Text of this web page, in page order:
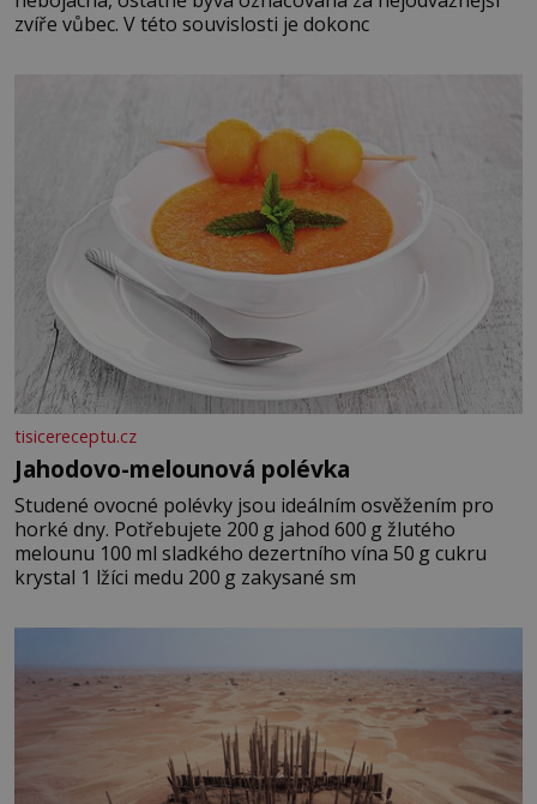
zvíře vůbec. V této souvislosti je dokonc
tisicereceptu.cz
Jahodovo-melounová polévka
Studené ovocné polévky jsou ideálním osvěžením pro
horké dny. Potřebujete 200 g jahod 600 g žlutého
melounu 100 ml sladkého dezertního vína 50 g cukru
krystal 1 lžíci medu 200 g zakysané sm